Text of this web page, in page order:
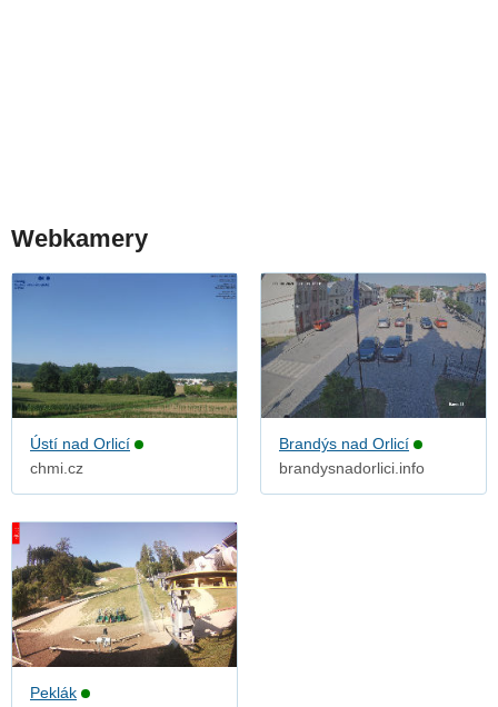
Webkamery
Ústí nad Orlicí
chmi.cz
Brandýs nad Orlicí
brandysnadorlici.info
Peklák